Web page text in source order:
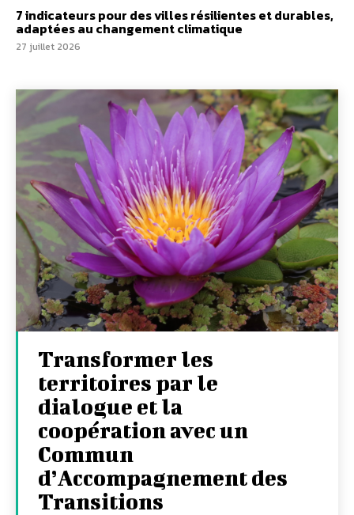
7 indicateurs pour des villes résilientes et durables,
adaptées au changement climatique
27 juillet 2026
Transformer les
territoires par le
dialogue et la
coopération avec un
Commun
d’Accompagnement des
Transitions